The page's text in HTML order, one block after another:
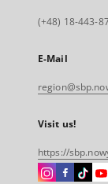
(+48) 18-443-
E-Mail
Visit us!
https://
Instagram
Facebook